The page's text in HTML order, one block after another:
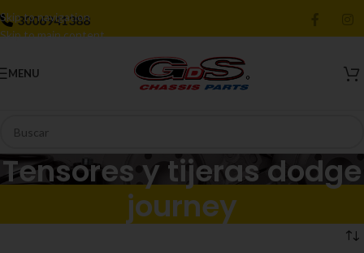
Skip to navigation
Skip to main content
3006941388
MENU
Tensores y tijeras dodge
journey